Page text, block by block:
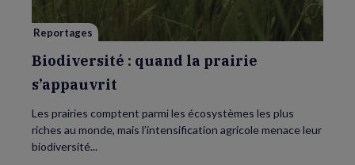
Reportages
Biodiversité : quand la prairie
s’appauvrit
Les prairies comptent parmi les écosystèmes les plus
riches au monde, mais l’intensification agricole menace leur
biodiversité...